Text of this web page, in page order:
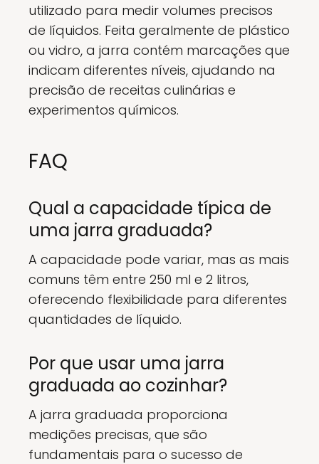
utilizado para medir volumes precisos
de líquidos. Feita geralmente de plástico
ou vidro, a jarra contém marcações que
indicam diferentes níveis, ajudando na
precisão de receitas culinárias e
experimentos químicos.
FAQ
Qual a capacidade típica de
uma jarra graduada?
A capacidade pode variar, mas as mais
comuns têm entre 250 ml e 2 litros,
oferecendo flexibilidade para diferentes
quantidades de líquido.
Por que usar uma jarra
graduada ao cozinhar?
A jarra graduada proporciona
medições precisas, que são
fundamentais para o sucesso de